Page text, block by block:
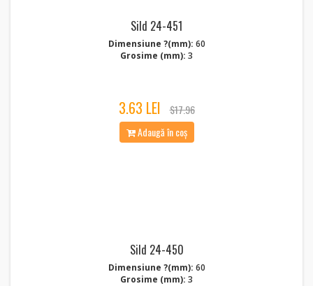
Sild 24-451
Dimensiune ?(mm): 60
Grosime (mm): 3
3.63 LEI
$17.96
Adaugă în coș
Sild 24-450
Dimensiune ?(mm): 60
Grosime (mm): 3